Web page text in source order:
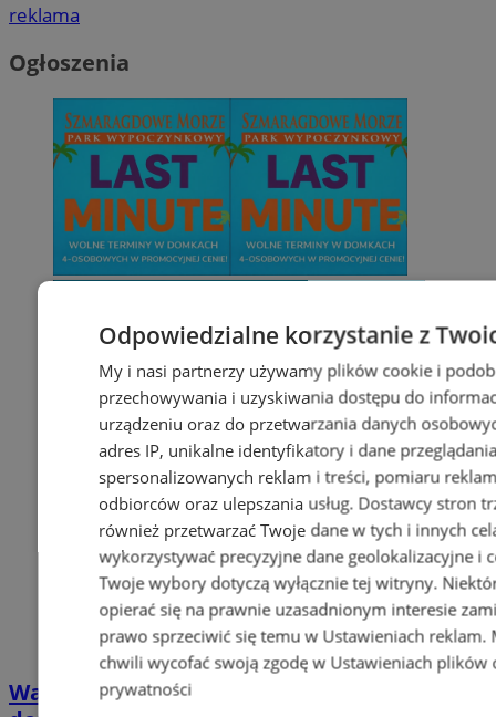
reklama
Ogłoszenia
Wakacyjny wypoczynek nad Bałtykiem w
Odpowiedzialne korzystanie z
My i nasi partnerzy używamy plików cookie i
przechowywania i uzyskiwania dostępu do
urządzeniu oraz do przetwarzania danych
adres IP, unikalne identyfikatory i dane
spersonalizowanych reklam i treści, pomiaru
odbiorców oraz ulepszania usług. Dostawcy stron
również przetwarzać Twoje dane w tych i innych
wykorzystywać precyzyjne dane geolokalizacyjne i
Twoje wybory dotyczą wyłącznie tej witryny.
opierać się na prawnie uzasadnionym interesie
prawo sprzeciwić się temu w Ustawieniach reklam.
chwili wycofać swoją zgodę w Ustawieniach plików
prywatności